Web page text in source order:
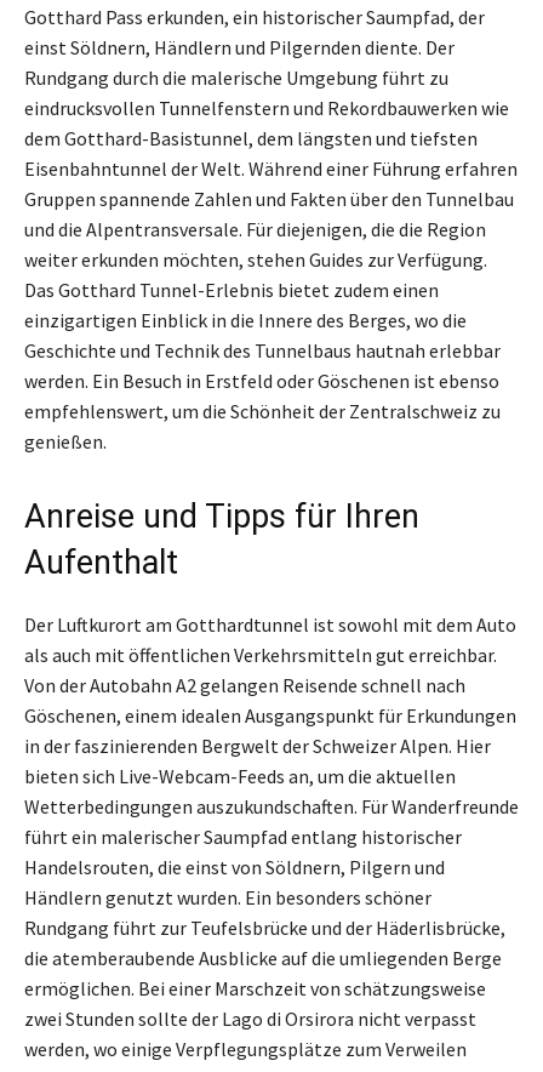
Gotthard Pass erkunden, ein historischer Saumpfad, der
einst Söldnern, Händlern und Pilgernden diente. Der
Rundgang durch die malerische Umgebung führt zu
eindrucksvollen Tunnelfenstern und Rekordbauwerken wie
dem Gotthard-Basistunnel, dem längsten und tiefsten
Eisenbahntunnel der Welt. Während einer Führung erfahren
Gruppen spannende Zahlen und Fakten über den Tunnelbau
und die Alpentransversale. Für diejenigen, die die Region
weiter erkunden möchten, stehen Guides zur Verfügung.
Das Gotthard Tunnel-Erlebnis bietet zudem einen
einzigartigen Einblick in die Innere des Berges, wo die
Geschichte und Technik des Tunnelbaus hautnah erlebbar
werden. Ein Besuch in Erstfeld oder Göschenen ist ebenso
empfehlenswert, um die Schönheit der Zentralschweiz zu
genießen.
Anreise und Tipps für Ihren
Aufenthalt
Der Luftkurort am Gotthardtunnel ist sowohl mit dem Auto
als auch mit öffentlichen Verkehrsmitteln gut erreichbar.
Von der Autobahn A2 gelangen Reisende schnell nach
Göschenen, einem idealen Ausgangspunkt für Erkundungen
in der faszinierenden Bergwelt der Schweizer Alpen. Hier
bieten sich Live-Webcam-Feeds an, um die aktuellen
Wetterbedingungen auszukundschaften. Für Wanderfreunde
führt ein malerischer Saumpfad entlang historischer
Handelsrouten, die einst von Söldnern, Pilgern und
Händlern genutzt wurden. Ein besonders schöner
Rundgang führt zur Teufelsbrücke und der Häderlisbrücke,
die atemberaubende Ausblicke auf die umliegenden Berge
ermöglichen. Bei einer Marschzeit von schätzungsweise
zwei Stunden sollte der Lago di Orsirora nicht verpasst
werden, wo einige Verpflegungsplätze zum Verweilen